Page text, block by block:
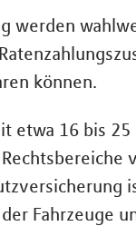
werden
können.
etwa 16 bis
Fahrzeuge